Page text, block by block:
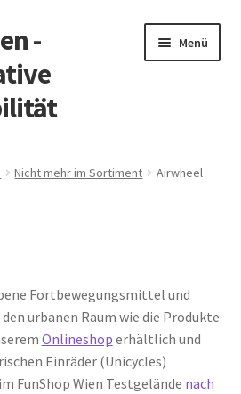
-
Menü
öffnen
Version
Nicht mehr im Sortiment Airwheel
Fortbewegungsmittel und
urbanen Raum wie die Produkte
Onlineshop erhältlich und
Einräder (Unicycles)
FunShop Wien Testgelände nach